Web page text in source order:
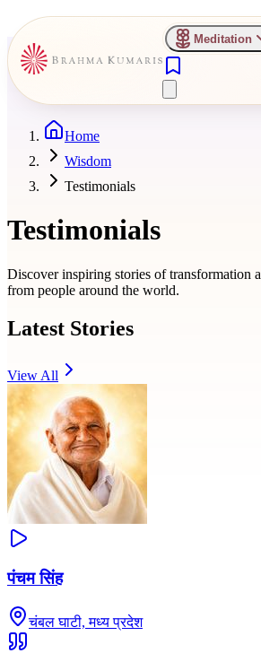
Meditation
Home
Wisdom
Testimonials
Testimonials
Discover inspiring stories of transformation
from people around the world.
Latest Stories
View All
पंचम सिंह
चंबल घाटी, मध्य प्रदेश